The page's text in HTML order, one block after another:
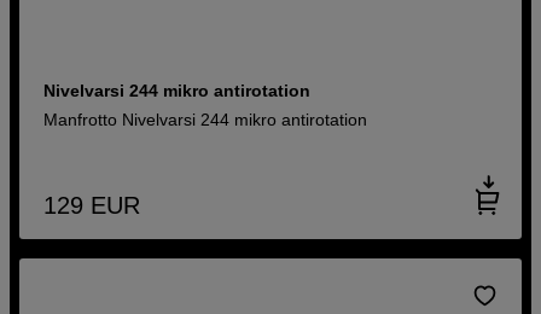
Nivelvarsi 244 mikro antirotation
Manfrotto Nivelvarsi 244 mikro antirotation
129 EUR